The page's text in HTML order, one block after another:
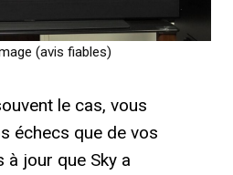
(avis fiables)
le cas, vous
échecs que de vos
à jour que Sky a